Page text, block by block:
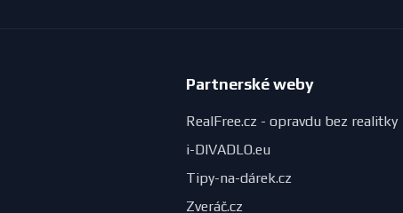
Partnerské weby
RealFree.cz - opravdu bez realitky
i-DIVADLO.eu
Tipy-na-dárek.cz
Zveráč.cz